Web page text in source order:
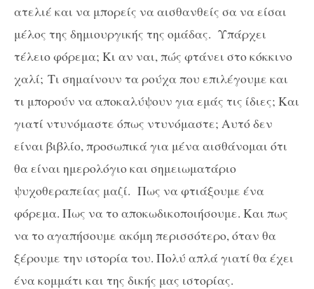
ατελιέ και να μπορείς να αισθανθείς σα να είσαι
μέλος της δημιουργικής της ομάδας. Υπάρχει
τέλειο φόρεμα; Κι αν ναι, πώς φτάνει στο κόκκινο
χαλί; Tι σημαίνουν τα ρούχα που επιλέγουμε και
τι μπορούν να αποκαλύψουν για εμάς τις ίδιες; Και
γιατί ντυνόμαστε όπως ντυνόμαστε; Αυτό δεν
είναι βιβλίο, προσωπικά για μένα αισθάνομαι ότι
θα είναι ημερολόγιο και σημειωματάριο
ψυχοθεραπείας μαζί. Πως να φτιάξουμε ένα
φόρεμα. Πως να το αποκωδικοποιήσουμε. Και πως
να το αγαπήσουμε ακόμη περισσότερο, όταν θα
ξέρουμε την ιστορία του. Πολύ απλά γιατί θα έχει
ένα κομμάτι και της δικής μας ιστορίας.